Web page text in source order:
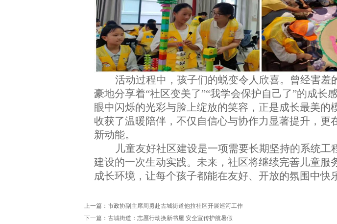
活动过程中，孩子们的蜕变令人欣喜。曾经害羞
豪地分享着“社区变美了”“我学会保护自己了”的成长
眼中闪烁的光彩与脸上绽放的笑容，正是成长最美
收获了温暖陪伴，不仅自信心与协作力显著提升，
新动能。
儿童友好社区建设是一项需要长期坚持的系统
建设的一次生动实践。未来，社区将继续完善儿童
成长环境，让每个孩子都能在友好、开放的氛围中快
上一篇： 市政协副主席周勇赴古城街道他拉社区开展巡河工作
下一篇： 古城街道：志愿行动换新书屋 安全宣传护航暑假